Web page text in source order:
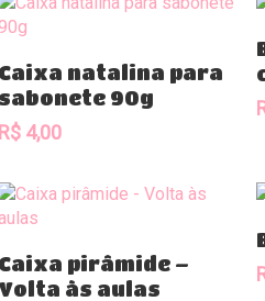
Comprar
natalina para
90g
4,00
Comprar
pirâmide –
às aulas